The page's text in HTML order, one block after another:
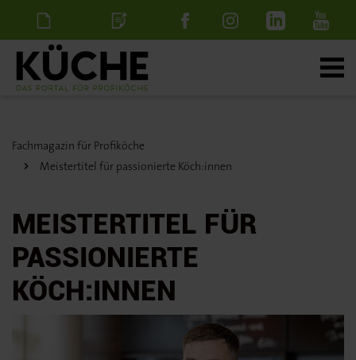
NewsletterStellenanzeige
Fachmagazin für Profiköche
Meistertitel für passionierte Köch:innen
MEISTERTITEL FÜR
PASSIONIERTE
KÖCH:INNEN